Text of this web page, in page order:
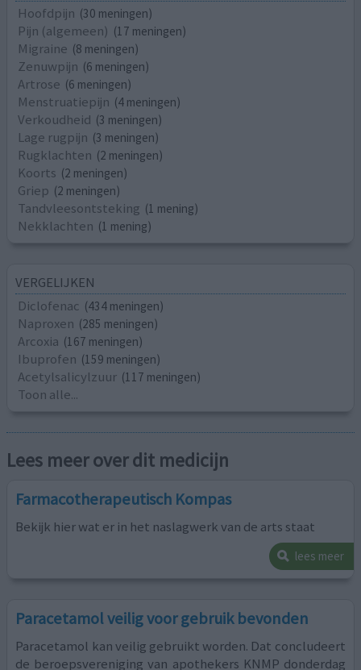
Hoofdpijn (30 meningen)
Pijn (algemeen) (17 meningen)
Migraine (8 meningen)
Zenuwpijn (6 meningen)
Artrose (6 meningen)
Menstruatiepijn (4 meningen)
Verkoudheid (3 meningen)
Lage rugpijn (3 meningen)
Rugklachten (2 meningen)
Koorts (2 meningen)
Griep (2 meningen)
Tandvleesontsteking (1 mening)
Nekklachten (1 mening)
VERGELIJKEN
Diclofenac (434 meningen)
Naproxen (285 meningen)
Arcoxia (167 meningen)
Ibuprofen (159 meningen)
Acetylsalicylzuur (117 meningen)
Toon alle...
Lees meer over dit medicijn
Farmacotherapeutisch Kompas
Bekijk hier wat er in het naslagwerk van de arts staat
lees meer
Paracetamol veilig voor gebruik bevonden
Paracetamol kan veilig gebruikt worden. Dat concludeert
de beroepsvereniging van apothekers KNMP donderdag